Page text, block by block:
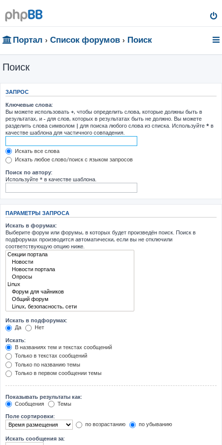
Портал Список форумов Поиск
Поиск
ЗАПРОС
Ключевые слова:
Вы можете использовать +, чтобы определить слова, которые должны быть в
результатах, и - для слов, которых в результатах быть не должно. Вы можете
разделить слова символом | для поиска любого слова из списка. Используйте * в
качестве шаблона для частичного совпадения.
Искать все слова
Искать любое слово/поиск с языком запросов
Поиск по автору:
Используйте * в качестве шаблона.
ПАРАМЕТРЫ ЗАПРОСА
Искать в форумах:
Выберите форум или форумы, в которых будет произведён поиск. Поиск в
подфорумах производится автоматически, если вы не отключили
соответствующую опцию ниже.
Искать в подфорумах:
Да
Нет
Искать:
В названиях тем и текстах сообщений
Только в текстах сообщений
Только по названию темы
Только в первом сообщении темы
Показывать результаты как:
Сообщения
Темы
Поле сортировки:
по возрастанию
по убыванию
Искать сообщения за: